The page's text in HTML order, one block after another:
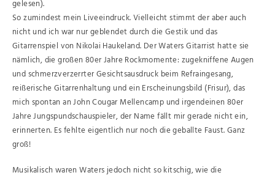
gelesen).
So zumindest mein Liveeindruck. Vielleicht stimmt der aber auch
nicht und ich war nur geblendet durch die Gestik und das
Gitarrenspiel von Nikolai Haukeland. Der Waters Gitarrist hatte sie
nämlich, die großen 80er Jahre Rockmomente: zugekniffene Augen
und schmerzverzerrter Gesichtsausdruck beim Refraingesang,
reißerische Gitarrenhaltung und ein Erscheinungsbild (Frisur), das
mich spontan an John Cougar Mellencamp und irgendeinen 80er
Jahre Jungspundschauspieler, der Name fällt mir gerade nicht ein,
erinnerten. Es fehlte eigentlich nur noch die geballte Faust. Ganz
groß!
Musikalisch waren Waters jedoch nicht so kitschig, wie die